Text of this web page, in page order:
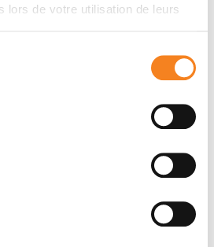
lors de votre utilisation de leurs